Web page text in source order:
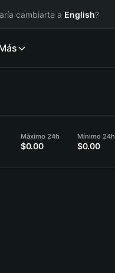
cambiarte a English?
Máximo 24h
$0.00
Mínimo 24h
$0.00